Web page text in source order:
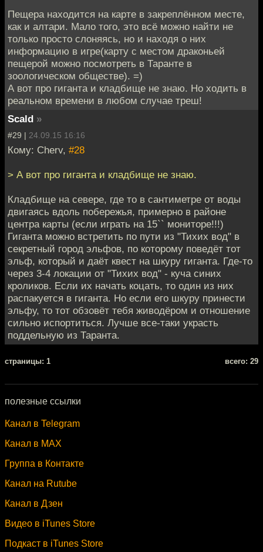
Пещера находится на карте в закреплённом месте,
как и алтари. Мало того, это всё можно найти не
только просто слоняясь, но и находя о них
информацию в игре(карту с местом драконьей
пещерой можно посмотреть в Таранте в
зоологическом обществе). =)
А вот про гиганта и кладбище не знаю. Но ходить в
реальном времени в любом случае треш!
Scald »
#29 | 24.09.15 16:16
Кому: Cherv, #28
> А вот про гиганта и кладбище не знаю.
Кладбище на севере, где то в сантиметре от воды
двигаясь вдоль побережья, примерно в районе
центра карты (если играть на 15`` мониторе!!!)
Гиганта можно встретить по пути из "Тихих вод" в
секретный город эльфов, по которому поведёт тот
эльф, который и даёт квест на шкуру гиганта. Где-то
через 3-4 локации от "Тихих вод" - куча синих
кроликов. Если их начать коцать, то один из них
распакуется в гиганта. Но если его шкуру принести
эльфу, то тот обзовёт тебя живодёром и отношение
сильно испортиться. Лучше все-таки украсть
поддельную из Таранта.
cтраницы: 1 всего: 29
полезные ссылки
Канал в Telegram
Канал в MAX
Группа в Контакте
Канал на Rutube
Канал в Дзен
Видео в iTunes Store
Подкаст в iTunes Store